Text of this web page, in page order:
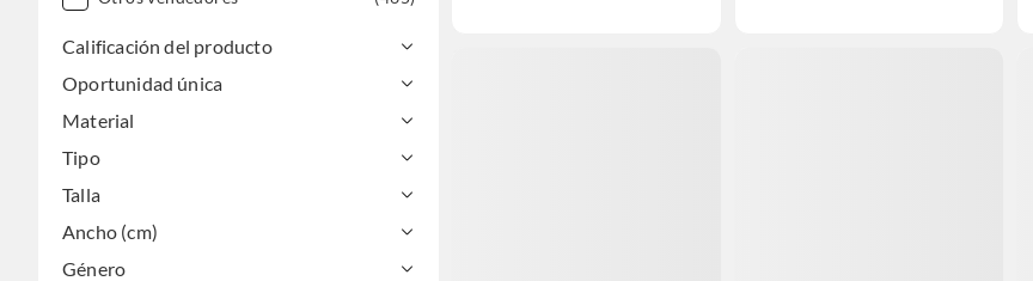
Calificación del producto
Oportunidad única
Material
Tipo
Talla
Ancho (cm)
Género